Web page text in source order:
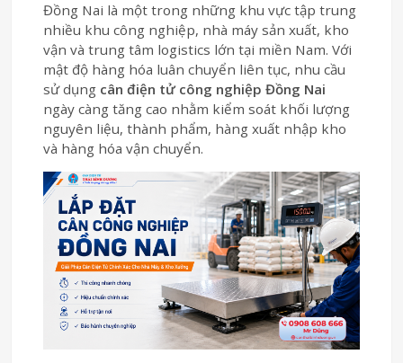
Đồng Nai là một trong những khu vực tập trung
nhiều khu công nghiệp, nhà máy sản xuất, kho
vận và trung tâm logistics lớn tại miền Nam. Với
mật độ hàng hóa luân chuyển liên tục, nhu cầu
sử dụng cân điện tử công nghiệp Đồng Nai
ngày càng tăng cao nhằm kiểm soát khối lượng
nguyên liệu, thành phẩm, hàng xuất nhập kho
và hàng hóa vận chuyển.